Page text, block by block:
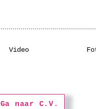
Video
Ga naar C.V.